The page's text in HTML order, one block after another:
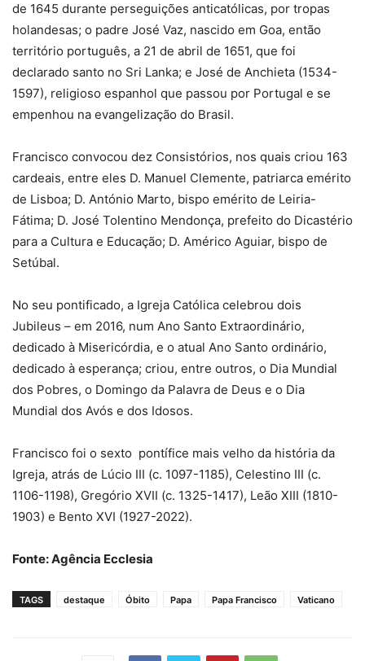
de 1645 durante perseguições anticatólicas, por tropas
holandesas; o padre José Vaz, nascido em Goa, então
território português, a 21 de abril de 1651, que foi
declarado santo no Sri Lanka; e José de Anchieta (1534-
1597), religioso espanhol que passou por Portugal e se
empenhou na evangelização do Brasil.
Francisco convocou dez Consistórios, nos quais criou 163
cardeais, entre eles D. Manuel Clemente, patriarca emérito
de Lisboa; D. António Marto, bispo emérito de Leiria-
Fátima; D. José Tolentino Mendonça, prefeito do Dicastério
para a Cultura e Educação; D. Américo Aguiar, bispo de
Setúbal.
No seu pontificado, a Igreja Católica celebrou dois
Jubileus – em 2016, num Ano Santo Extraordinário,
dedicado à Misericórdia, e o atual Ano Santo ordinário,
dedicado à esperança; criou, entre outros, o Dia Mundial
dos Pobres, o Domingo da Palavra de Deus e o Dia
Mundial dos Avós e dos Idosos.
Francisco foi o sexto pontífice mais velho da história da
Igreja, atrás de Lúcio III (c. 1097-1185), Celestino III (c.
1106-1198), Gregório XVII (c. 1325-1417), Leão XIII (1810-
1903) e Bento XVI (1927-2022).
Fonte: Agência Ecclesia
TAGS destaque Óbito Papa Papa Francisco Vaticano